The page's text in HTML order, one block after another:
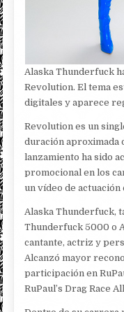
Alaska Thunderfuck
Revolution. El tema
digitales y aparece
Revolution es un
duración aproximada
lanzamiento ha sido
promocional en los
un vídeo de
Alaska Thunderfuck,
Thunderfuck 5000 o
cantante, actriz y
Alcanzó mayor
participación en
RuPaul’s Drag Race